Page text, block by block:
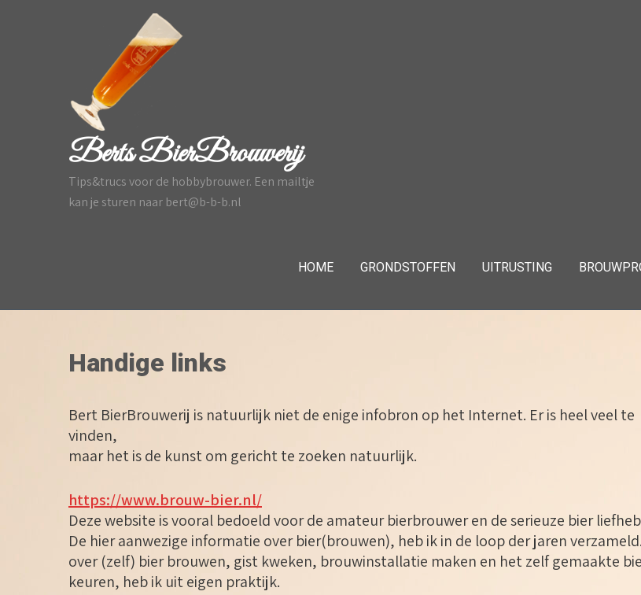
Berts BierBrouwerij
Tips&trucs voor de hobbybrouwer. Een mailtje
kan je sturen naar bert@b-b-b.nl
HOME GRONDSTOFFEN UITRUSTING
Handige links
Bert BierBrouwerij is natuurlijk niet de enige infobron op het Internet. Er is heel veel te
vinden,
maar het is de kunst om gericht te zoeken natuurlijk.
https://www.brouw-bier.nl/
Deze website is vooral bedoeld voor de amateur bierbrouwer en de serieuze bier
De hier aanwezige informatie over bier(brouwen), heb ik in de loop der jaren
over (zelf) bier brouwen, gist kweken, brouwinstallatie maken en het zelf gemaakte
keuren, heb ik uit eigen praktijk.